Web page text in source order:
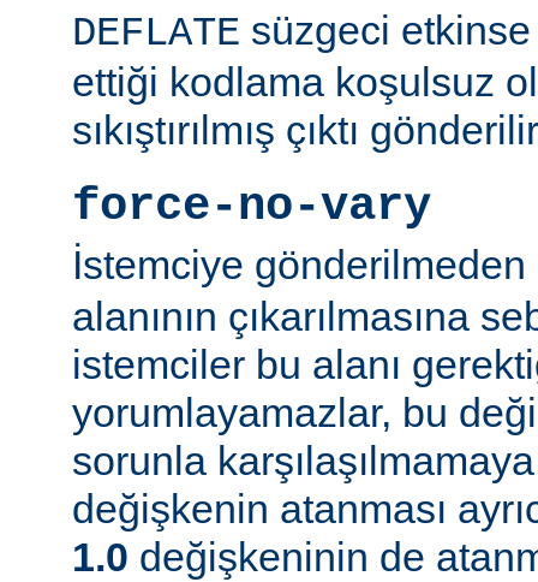
DEFLATE süzgeci etkinse
ettiği kodlama koşulsuz
sıkıştırılmış çıktı
force-no-vary
İstemciye
alanının çıkarılmasına
istemciler bu alanı
yorumlayamazlar, bu
sorunla karşılaşılmamaya
değişkenin atanması
1.0 değişkeninin de